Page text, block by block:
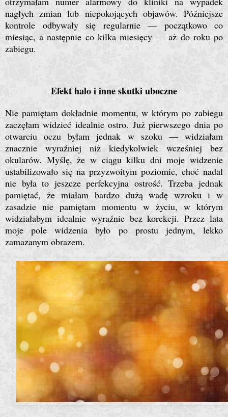
nagłych zmian lub niepokojących objawów. Późniejsze
kontrole odbywały się regularnie — początkowo co
miesiąc, a następnie co kilka miesięcy — aż do roku po
zabiegu.
Efekt halo i inne skutki uboczne
Nie pamiętam dokładnie momentu, w którym po zabiegu
zaczęłam widzieć idealnie ostro. Już pierwszego dnia po
otwarciu oczu byłam jednak w szoku — widziałam
znacznie wyraźniej niż kiedykolwiek wcześniej bez
okularów. Myślę, że w ciągu kilku dni moje widzenie
ustabilizowało się na przyzwoitym poziomie, choć nadal
nie była to jeszcze perfekcyjna ostrość. Trzeba jednak
pamiętać, że miałam bardzo dużą wadę wzroku i w
zasadzie nie pamiętam momentu w życiu, w którym
widziałabym idealnie wyraźnie bez korekcji. Przez lata
moje pole widzenia było po prostu jednym, lekko
zamazanym obrazem.